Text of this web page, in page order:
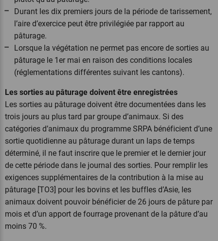
Durant les dix premiers jours de la période de tarissement,
l’aire d’exercice peut être privilégiée par rapport au
pâturage.
Lorsque la végétation ne permet pas encore de sorties au
pâturage le 1er mai en raison des conditions locales
(réglementations différentes suivant les cantons).
Les sorties au pâturage doivent être enregistrées
Les sorties au pâturage doivent être documentées dans les
trois jours au plus tard par groupe d’animaux. Si des
catégories d’animaux du programme SRPA bénéficient d’une
sortie quotidienne au pâturage durant un laps de temps
déterminé, il ne faut inscrire que le premier et le dernier jour
de cette période dans le journal des sorties. Pour remplir les
exigences supplémentaires de la contribution à la mise au
pâturage [TO3] pour les bovins et les buffles d’Asie, les
animaux doivent pouvoir bénéficier de 26 jours de pâture par
mois et d’un apport de fourrage provenant de la pâture d’au
moins 70 %.